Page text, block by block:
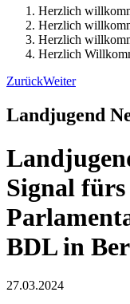
Herzlich
Herzlich
Herzlich
Herzlich
ZurückWeiter
Landjugend
Signal
BDL in
27.03.2024